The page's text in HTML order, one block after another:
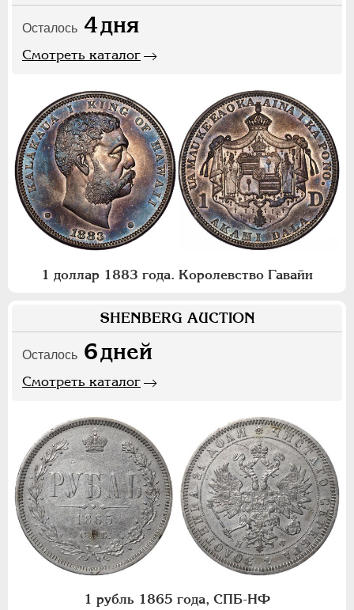
Осталось 4дня
Смотреть каталог
1 доллар 1883 года. Королевство Гавайи
SHENBERG AUCTION
Осталось 6дней
Смотреть каталог
1 рубль 1865 года, СПБ-НФ